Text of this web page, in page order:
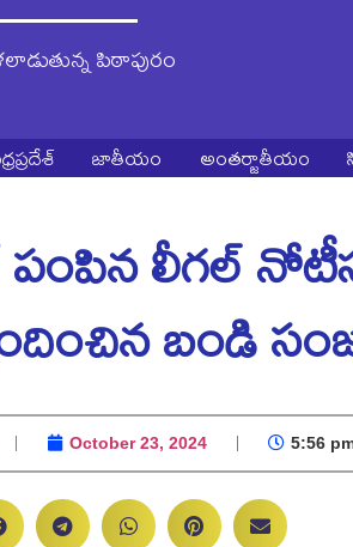
పిఠాపురం
జాతీయం అంతర్జాతీయం
లీగల్
బండి
October 23, 2024 5:56